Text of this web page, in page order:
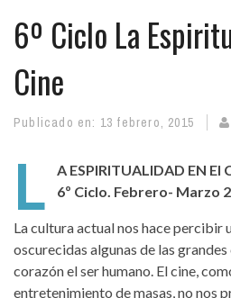
6º Ciclo La
Cine
Publicado en: 13 febrero, 2015
L
A ESPIRITUALIDAD EN El
6º Ciclo. Febrero- Marzo
La cultura actual nos hace percibir
oscurecidas algunas de las
corazón el ser humano. El cine,
entretenimiento de masas, no nos